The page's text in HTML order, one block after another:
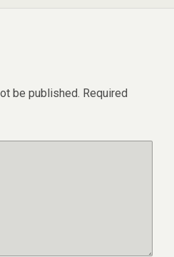
be published. Required